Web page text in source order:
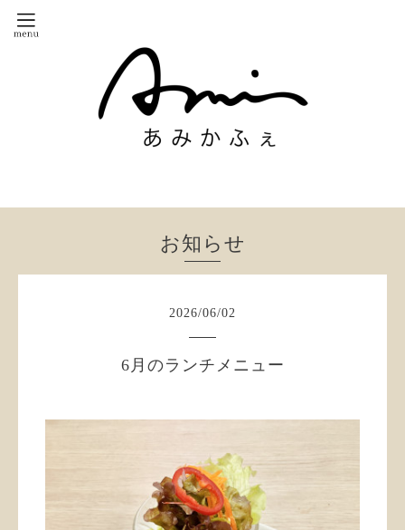
お知らせ
2026/06/02
6月のランチメニュー